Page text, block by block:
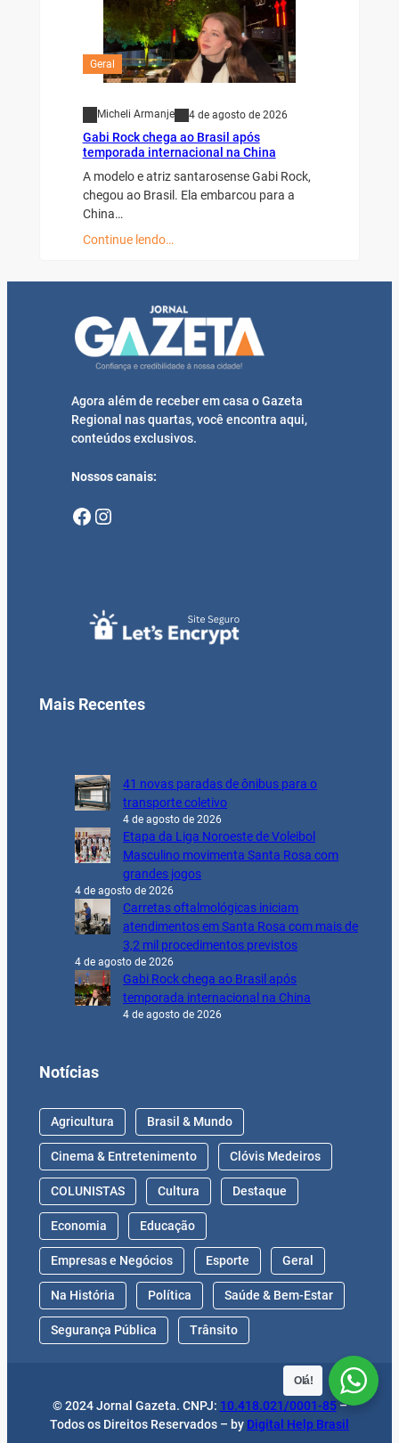
Geral
Micheli Armanje 4 de agosto de 2026
Gabi Rock chega ao Brasil após
temporada internacional na China
A modelo e atriz santarosense Gabi Rock,
chegou ao Brasil. Ela embarcou para a
China…
Continue lendo…
Agora além de receber em casa o Gazeta
Regional nas quartas, você encontra aqui,
conteúdos exclusivos.
Nossos canais:
Facebook Instagram
Mais Recentes
41 novas paradas de ônibus para o
transporte coletivo
4 de agosto de 2026
Etapa da Liga Noroeste de Voleibol
Masculino movimenta Santa Rosa com
grandes jogos
4 de agosto de 2026
Carretas oftalmológicas iniciam
atendimentos em Santa Rosa com mais de
3,2 mil procedimentos previstos
4 de agosto de 2026
Gabi Rock chega ao Brasil após
temporada internacional na China
4 de agosto de 2026
Notícias
Agricultura Brasil & Mundo
Cinema & Entretenimento Clóvis Medeiros
COLUNISTAS Cultura Destaque
Economia Educação
Empresas e Negócios Esporte Geral
Na História Política Saúde & Bem-Estar
Segurança Pública Trânsito
© 2024 Jornal Gazeta. CNPJ: 10.418.021/0001-85–
Todos os Direitos Reservados – by Digital Help Brasil
Olá!